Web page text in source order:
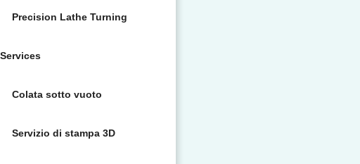
Precision Lathe Turning
Services
Colata sotto vuoto
Servizio di stampa 3D